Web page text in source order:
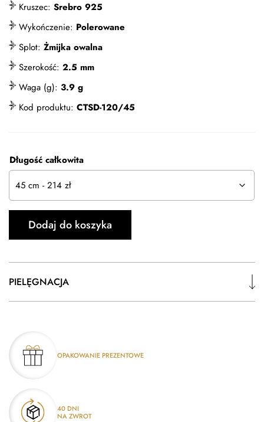
Kruszec: Srebro 925
Wykończenie: Polerowane
Splot: Żmijka owalna
Szerokość: 2.5 mm
Waga (g): 3.9 g
Kod produktu: CTSD-120/45
Długość całkowita
Łańcuszek
Owalna
|
2.5
Dodaj do koszyka
PIELĘGNACJA
OPAKOWANIE PREZENTOWE
40 DNI
NA ZWROT